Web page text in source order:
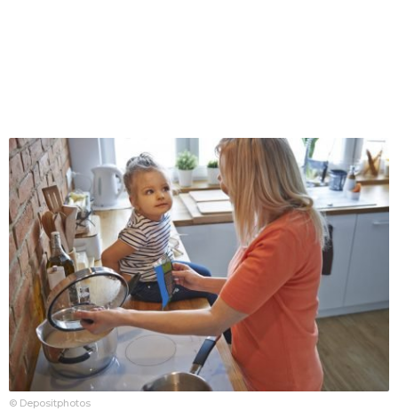
© Depositphotos